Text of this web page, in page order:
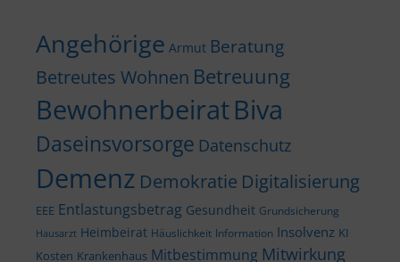
Angehörige Armut Beratung
Betreutes Wohnen Betreuung
BewohnerbeiratBiva
Daseinsvorsorge Datenschutz
Demenz Demokratie Digitalisierung
EEE Entlastungsbetrag Gesundheit Grundsicherung
Hausarzt Heimbeirat Häuslichkeit Information Insolvenz KI
Kosten Krankenhaus Mitbestimmung Mitwirkung